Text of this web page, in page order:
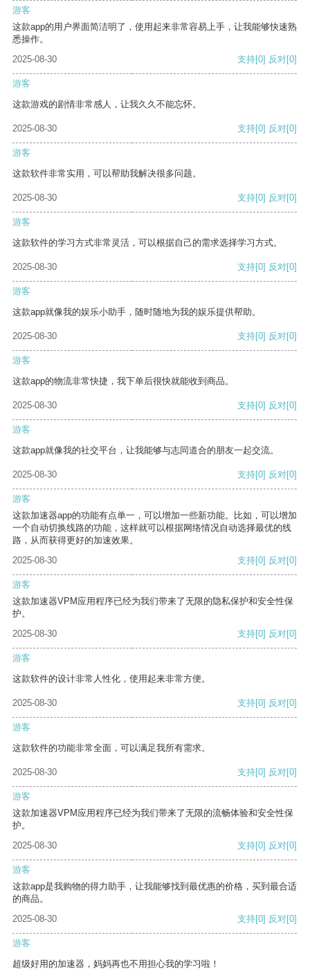
游客
这款app的用户界面简洁明了，使用起来非常容易上手，让我能够快速熟
悉操作。
2025-08-30
支持[0] 反对[0]
游客
这款游戏的剧情非常感人，让我久久不能忘怀。
2025-08-30 支持[0] 反对[0]
游客
这款软件非常实用，可以帮助我解决很多问题。
2025-08-30 支持[0] 反对[0]
游客
这款软件的学习方式非常灵活，可以根据自己的需求选择学习方式。
2025-08-30 支持[0] 反对[0]
游客
这款app就像我的娱乐小助手，随时随地为我的娱乐提供帮助。
2025-08-30 支持[0] 反对[0]
游客
这款app的物流非常快捷，我下单后很快就能收到商品。
2025-08-30 支持[0] 反对[0]
游客
这款app就像我的社交平台，让我能够与志同道合的朋友一起交流。
2025-08-30 支持[0] 反对[0]
游客
这款加速器app的功能有点单一，可以增加一些新功能。比如，可以增加
一个自动切换线路的功能，这样就可以根据网络情况自动选择最优的线
路，从而获得更好的加速效果。
2025-08-30
支持[0] 反对[0]
游客
这款加速器VPM应用程序已经为我们带来了无限的隐私保护和安全性保
护。
2025-08-30
支持[0] 反对[0]
游客
这款软件的设计非常人性化，使用起来非常方便。
2025-08-30 支持[0] 反对[0]
游客
这款软件的功能非常全面，可以满足我所有需求。
2025-08-30 支持[0] 反对[0]
游客
这款加速器VPM应用程序已经为我们带来了无限的流畅体验和安全性保
护。
2025-08-30
支持[0] 反对[0]
游客
这款app是我购物的得力助手，让我能够找到最优惠的价格，买到最合适
的商品。
2025-08-30
支持[0] 反对[0]
游客
超级好用的加速器，妈妈再也不用担心我的学习啦！